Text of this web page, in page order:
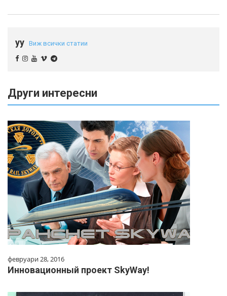
yy Виж всички статии
Други интересни
февруари 28, 2016
Инновационный проект SkyWay!